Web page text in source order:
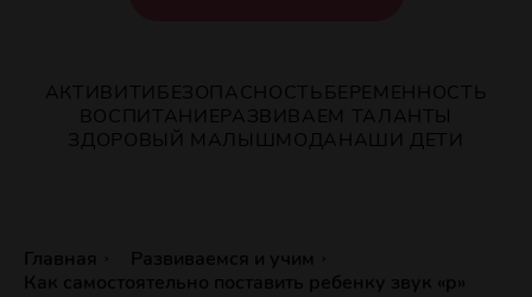
АКТИВИТИ БЕЗОПАСНОСТЬ БЕРЕМЕННОСТЬ
ВОСПИТАНИЕРАЗВИВАЕМ ТАЛАНТЫ
ЗДОРОВЫЙ МАЛЫШМОДА НАШИ ДЕТИ
Главная
Развиваемся и учим
Как самостоятельно поставить ребенку звук «р»